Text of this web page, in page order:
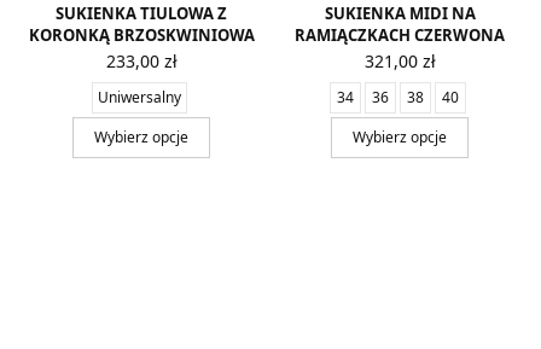
SUKIENKA TIULOWA Z
KORONKĄ BRZOSKWINIOWA
233,00 zł
Uniwersalny
Wybierz opcje
SUKIENKA MIDI NA
RAMIĄCZKACH CZERWONA
321,00 zł
34 36 38
40
Wybierz opcje